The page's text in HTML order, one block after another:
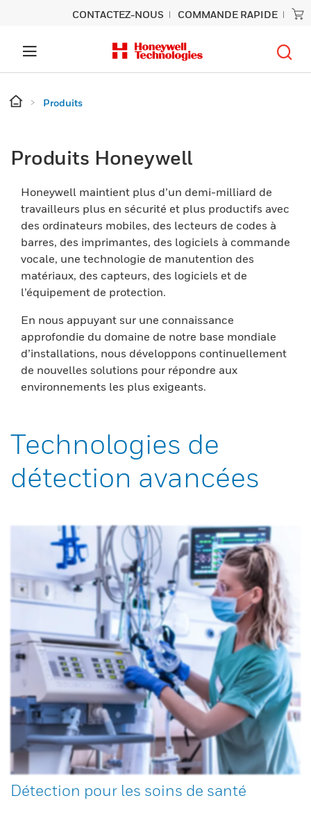
CONTACTEZ-NOUS COMMANDE RAPIDE
Produits
Produits Honeywell
Honeywell maintient plus d’un demi-milliard de
travailleurs plus en sécurité et plus productifs avec
des ordinateurs mobiles, des lecteurs de codes à
barres, des imprimantes, des logiciels à commande
vocale, une technologie de manutention des
matériaux, des capteurs, des logiciels et de
l’équipement de protection.
En nous appuyant sur une connaissance
approfondie du domaine de notre base mondiale
d’installations, nous développons continuellement
de nouvelles solutions pour répondre aux
environnements les plus exigeants.
Technologies de
détection avancées
Détection pour les soins de santé